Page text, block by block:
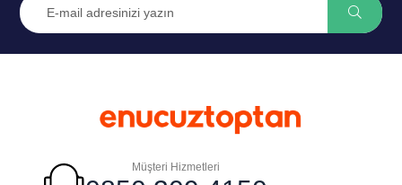
Müşteri Hizmetleri